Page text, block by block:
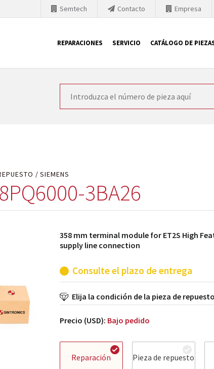
Empresa
Contacto
Semtech
REPARACIONES SERVICIO CATÁLOGO DE
con SIEMENS
por módulos del propio almacén.
SIEMENS
3BA26
358 mm terminal module for ET2S High
supply line connection
Consulte el plazo de entrega
Elija la condición de la pieza de
Precio (USD): Bajo pedido
Reparación Pieza de repuesto